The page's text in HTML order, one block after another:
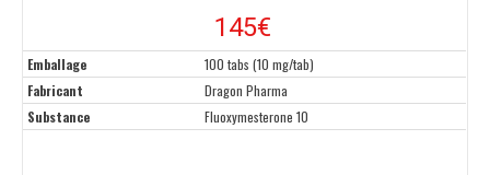
145€
Emballage
100 tabs (10 mg/tab)
Fabricant
Dragon Pharma
Substance
Fluoxymesterone 10